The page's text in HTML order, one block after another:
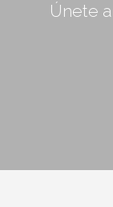
Únete